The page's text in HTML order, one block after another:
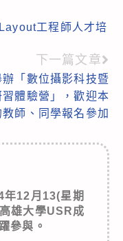
工程師人才培
下一篇文章
「數位攝影科技暨
體驗營」，歡迎本
師、同學報名參加
年12月13(星期
雄大學USR成
參與。